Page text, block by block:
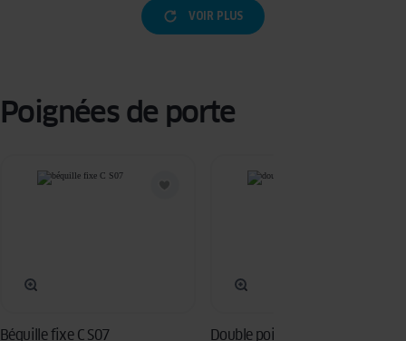
VOIR PLUS
Poignées de porte
Béquille fixe C S07 Double poignée G01